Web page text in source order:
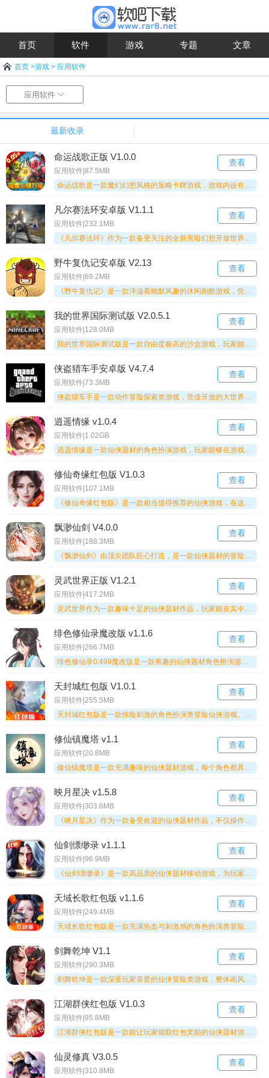
首页 软件 游戏 专题 文章
首页 >游戏 > 应用软件
应用软件
最新收录
命运战歌正版 V1.0.0
应用软件|87.5MB
命运战歌是一款魔幻幻想风格的策略卡牌游戏，游戏内设有六大种族，分别是人族、兽族、精灵、亡灵、神族和魔族。玩家需根据敌方阵容的特性以及英雄自身的技能，灵活规划己方英雄的站位，同时精准把控控制技能与爆发技能的衔接时机，在战局的关键节点释放关键技能以实现局势的逆转。此外，游戏还支持地牢探索玩法，玩家在探索过程中能够发现藏匿于各个角落的神秘宝藏，还可能触发各类特殊任务。
查看
凡尔赛法环安卓版 V1.1.1
应用软件|232.1MB
《凡尔赛法环》作为一款备受关注的全新黑暗幻想开放世界ARPG，凭借独特的世界观设定、深度的角色养成机制以及广袤的开放世界场景，为玩家带来了别具一格的游戏体验。游戏的故事发生在一个交织着神秘与魔法的黑暗幻想世界里，玩家将化身勇敢的冒险者，开启一段满是挑战与探索的冒险之旅。在这个世界中，玩家需要对抗各类强大的敌人与魔物，揭开潜藏在黑暗背后的秘密，逐步探寻自身命运的真相。通过战斗、完成任务和探索世界等方式，玩家能够不断强化角色的各项能力。
查看
野牛复仇记安卓版 V2.13
应用软件|69.2MB
《野牛复仇记》是一款洋溢着幽默风趣的休闲跑酷游戏，凭借别具一格的设定与轻松欢乐的玩法，为玩家打造了一段与众不同的跑酷体验。游戏里，玩家将化身一只萌态可掬的野牛，为了复仇开启一段精彩纷呈的奔跑征程。这只野牛因家园被人类侵占，决心发起一场疯狂的复仇行动。玩家需协助野牛避开障碍、跃过陷阱，同时在奔跑途中收集金币与道具，助力其更好地完成复仇。而野牛在奔跑时会做出各类滑稽的表情与动作，常常令人忍俊不禁。
查看
我的世界国际测试版 V2.0.5.1
应用软件|128.0MB
我的世界国际测试版是一款自由度极高的沙盒游戏，玩家能在其中自由建造、破坏，探索广阔无垠的虚拟世界。作为国际服的测试版本，它允许玩家抢先体验即将上线的新内容，但需留意测试版可能存在部分bug。你尽可以充分施展自己的创造力与想象力，打造出梦想中的城堡，设计别具一格的迷宫，甚至构建专属于自己的游乐园。除了建造玩法，你还能和其他玩家互动交流，组建团队开启冒险探索之旅，一同创造属于你们的独特世界。
查看
侠盗猎车手安卓版 V4.7.4
应用软件|73.3MB
侠盗猎车手是一款动作冒险探索类游戏，凭借开放的大世界设定与极高的自由度玩法，深受众多玩家喜爱。在游戏里，玩家能自由探索广阔的城市，体验各类刺激的冒险与战斗。无论是和警察展开追逐，还是与其他犯罪团伙进行较量，都能让玩家感受到紧张刺激的氛围。游戏画面精致，场景设计细致入微，物理效果制作逼真，使玩家仿佛身临其境，置身于真实的城市之中。此外，游戏还提供了丰富多样的武器和交通工具供玩家选用，让玩家可以依据自己的喜好与策略展开游戏。
查看
逍遥情缘 v1.0.4
应用软件|1.02GB
逍遥情缘是一款仙侠题材的角色扮演游戏，玩家能够在游戏里招募各式各样的伙伴，巧妙地排兵布阵，组建专属于自己的强力队伍，持续挑战关卡，直至达成闯关的最终目标。热衷于策略与养成融合玩法的玩家，不妨前来感受一番。
查看
修仙奇缘红包版 V1.0.3
应用软件|107.1MB
《修仙奇缘红包版》是一款相当值得推荐的仙侠游戏，在这款仙侠游戏里，你能获取不少红包奖励，并且只要每天完成升级任务，就能得到超级大礼包，赶紧来体验吧！
查看
飘渺仙剑 V4.0.0
应用软件|188.3MB
《飘渺仙剑》由顶尖团队匠心打造，是一款仙侠题材的冒险游戏。这里有热血沸腾的战斗场景，多样丰富的玩法系统，还有各式招式可供修习磨炼，更有精彩动人的仙侠故事等你探索。快来加入《飘渺仙剑》的世界吧！
查看
灵武世界正版 V1.2.1
应用软件|417.2MB
灵武世界作为一款趣味十足的仙侠题材作品，玩家能在其中体验到自由度极高的角色定制玩法，尤其是捏脸系统可助玩家打造独一无二的专属形象。随着持续的探索与操作，玩家将收获全新的沉浸式体验，还能畅享丰富多元的玩法内容，并且在角色完成转职后，还能解锁强大的觉醒技能。
查看
绯色修仙录魔改版 v1.1.6
应用软件|266.7MB
绯色修仙录0.499魔改版是一款有趣的仙侠题材角色扮演游戏，魔改版本为玩家带来全新体验，剧情十分丰富，游玩过程充满乐趣，感兴趣的朋友不妨前来，在这个危机四伏的仙侠世界里尽情探索与发现吧！
查看
天封城红包版 V1.0.1
应用软件|255.5MB
天封城红包版是一款惊险刺激的角色扮演类冒险仙侠游戏。这款游戏的红包领取门槛很低，玩家们都能轻松拿到红包，快来体验一下吧！
查看
修仙镇魔塔 v1.1
应用软件|20.8MB
修仙镇魔塔是一款充满趣味的仙侠题材游戏，每个角色都具备独特且强大的战斗技能。玩家能够解锁多种职业角色，对其进行深度培养，从而提升整体的战斗能力。要是你对修仙世界抱有浓厚兴趣，不妨马上开始体验。
查看
映月星决 v1.5.8
应用软件|303.6MB
《映月星决》作为一款备受欢迎的仙侠题材作品，不仅操作简单、易于上手，还设有丰富的红包奖励机制，能让你在修仙途中收获颇丰！喜爱这类题材的朋友千万不要错过，快来体验一番吧！
查看
仙剑缥缈录 v1.1.1
应用软件|96.9MB
《仙剑缥缈录》是一款高品质的仙侠题材移动游戏，为玩家带来丰富多样的玩法体验。在游戏中，你不仅能邂逅心仪的对象，还能举办浪漫婚礼，与TA携手共度修仙之路。游戏采用即时战斗机制，让你在竞技场上尽情展现实力，精彩内容不容错过！
查看
天域长歌红包版 v1.1.6
应用软件|249.4MB
天域长歌红包版是一款充满热血与刺激感的角色扮演类冒险仙侠游戏。这款《天域长歌红包版》拥有极为高清的画质，还有着丰富刺激的玩法等待各位玩家参与体验。游戏中多样强大的技能，正等着玩家们逐步学习掌握。
查看
剑舞乾坤 V1.1
应用软件|290.3MB
剑舞乾坤是一款深受玩家喜爱的仙侠冒险类游戏，整体画风精致细腻，还设有丰富的奖励机制和福利活动。在游戏里，你可以通过打怪不断提升角色等级，感受畅快战斗的乐趣，喜欢这类游戏的朋友可千万别错过，快快来体验吧！
查看
江湖群侠红包版 V1.0.3
应用软件|95.8MB
江湖群侠红包版是一款能让玩家领取红包奖励的仙侠题材游戏，这里有丰富的主线任务等待你去完成。在完成任务的过程中，战斗是必不可少的环节，你可以通过一次次战斗提升自身实力，最终成长为真正的强者。感兴趣的玩家们，快来加入江湖群侠红包版吧！
查看
仙灵修真 V3.0.5
应用软件|310.8MB
查看